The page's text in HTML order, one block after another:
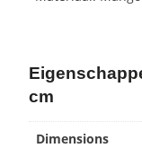
cm
Dimensions